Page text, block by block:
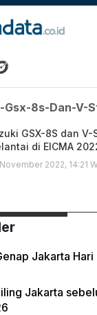
Dan
Gsx-8s-Dan-V-
GSX-8S dan V-
di EICMA
2022, 14:21
Jakarta
Jakarta